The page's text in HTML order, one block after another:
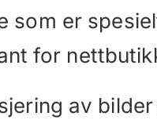
som er
for
av